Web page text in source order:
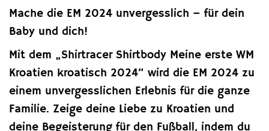
Mache die EM 2024 unvergesslich – für dein
Baby und dich!
Mit dem „Shirtracer Shirtbody Meine erste WM
Kroatien kroatisch 2024“ wird die EM 2024 zu
einem unvergesslichen Erlebnis für die ganze
Familie. Zeige deine Liebe zu Kroatien und
deine Begeisterung für den Fußball, indem du